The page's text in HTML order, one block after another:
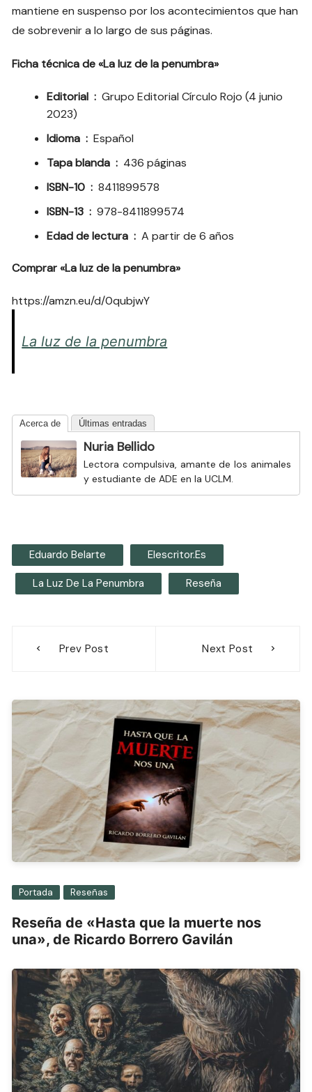
mantiene en suspenso por los acontecimientos que han
de sobrevenir a lo largo de sus páginas.
Ficha técnica de «La luz de la penumbra»
Editorial ‏ : ‎Grupo Editorial Círculo Rojo (4 junio
2023)
Idioma ‏ : ‎Español
Tapa blanda ‏ : ‎ 436 páginas
ISBN-10 ‏ : ‎8411899578
ISBN-13 ‏ : ‎978-8411899574
Edad de lectura ‏ : ‎A partir de 6 años
Comprar «La luz de la penumbra»
https://amzn.eu/d/0qubjwY
La luz de la penumbra
Acerca de Últimas entradas
Nuria Bellido
Lectora compulsiva, amante de los animales
y estudiante de ADE en la UCLM.
Eduardo Belarte Elescritor.es
La Luz De La Penumbra Reseña
Prev Post Next Post
Portada Reseñas
Reseña de «Hasta que la muerte nos
una», de Ricardo Borrero Gavilán